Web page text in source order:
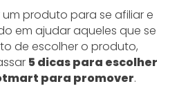
produto para se afiliar e
em ajudar aqueles que se
de escolher o produto,
5 dicas para escolher
para promover.